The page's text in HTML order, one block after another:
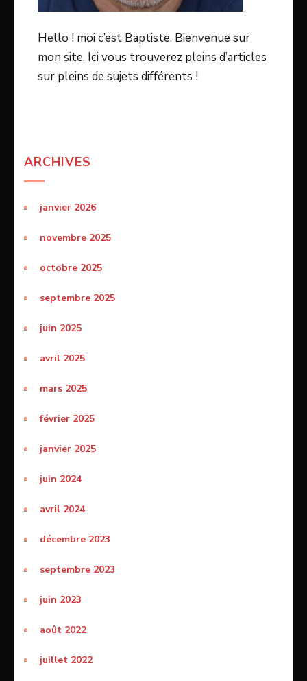
Hello ! moi c’est Baptiste, Bienvenue sur
mon site. Ici vous trouverez pleins d’articles
sur pleins de sujets différents !
ARCHIVES
janvier 2026
novembre 2025
octobre 2025
septembre 2025
juin 2025
avril 2025
mars 2025
février 2025
janvier 2025
juin 2024
avril 2024
décembre 2023
septembre 2023
juin 2023
août 2022
juillet 2022